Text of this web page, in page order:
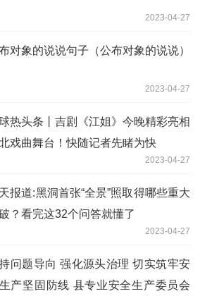
2023-04-27
对象的说说句子（公布对象的说说）
2023-04-27
热头条丨吉剧《江姐》今晚精彩亮相
戏曲舞台！快随记者先睹为快
2023-04-27
报道:黑洞首张“全景”照取得哪些重大
？看完这32个问答就懂了
2023-04-27
问题导向 强化源头治理 切实筑牢安
产坚固防线 县专业安全生产委员会